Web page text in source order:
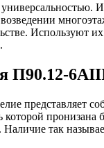
Используют
П90.12-
представляет
которой пронизана
Наличие так